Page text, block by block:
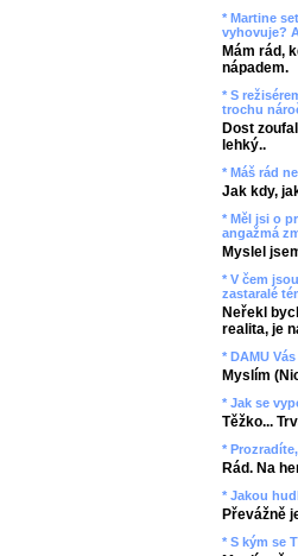
* Martine
vyhovuje?
Mám rád,
nápadem.
* S
trochu
Dost
lehký..
* Máš rád
Jak kdy,
* Měl jsi o
angažmá
Myslel
* V čem
zastaralé
Neřekl
realita, je
* DAMU
Myslím
* Jak se
Těžko...
*
Rád. Na
* Jakou
Převážně
* S kým se